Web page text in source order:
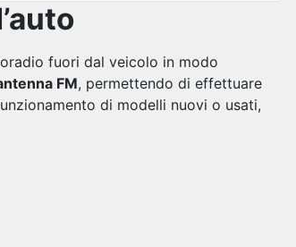
fuori dal veicolo in modo
FM, permettendo di effettuare
di modelli nuovi o usati,